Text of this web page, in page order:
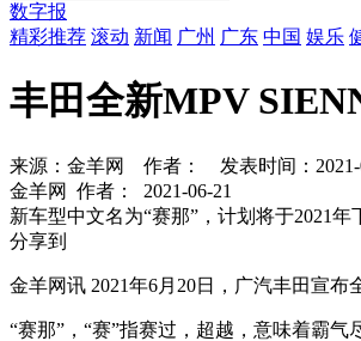
数字报
精彩推荐 滚动 新闻 广州 广东 中国 娱乐
丰田全新MPV
来源：金羊网 作者：
发表时间：
金羊网
作者：
2021-06-21
新车型中文名为“赛那”，计划将于2021年
分享到
金羊网讯 2021年6月20日，广汽丰田宣
“赛那”，“赛”指赛过，超越，意味着霸气